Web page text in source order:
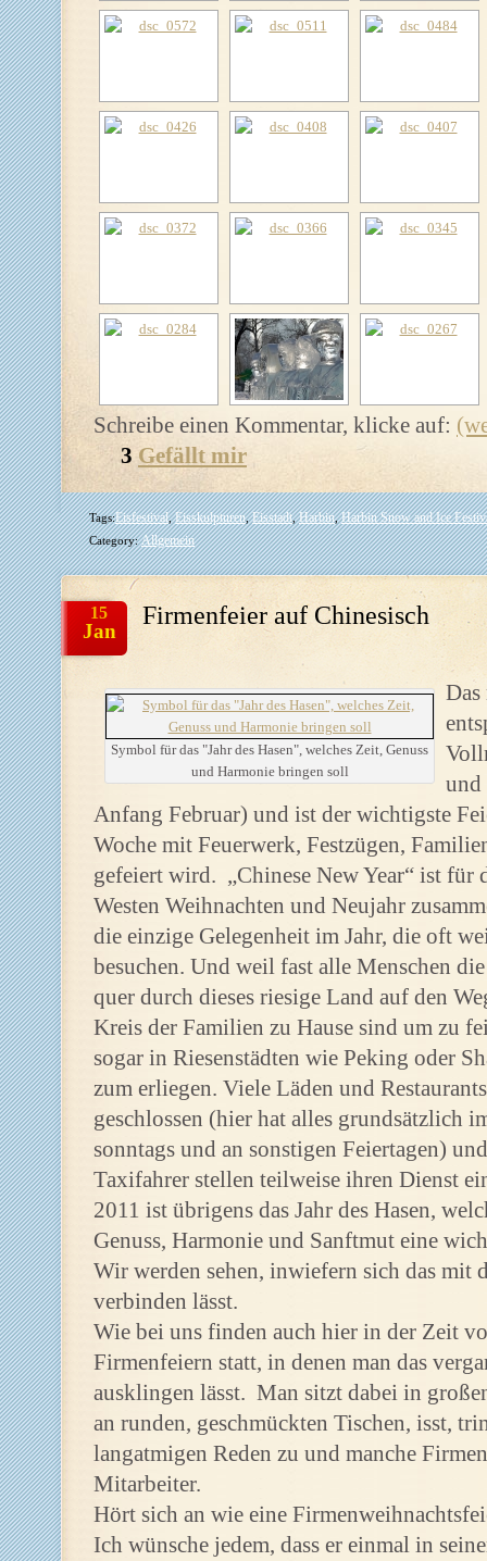
Schreibe einen Kommentar, klicke auf:
3 Gefällt mir
Tags:Eisfestival,Eisskulpturen,Eisstadt,Harbin,Harbin Snow and Ice
Category:Allgemein
Firmenfeier auf Chinesisch
15
Jan
Symbol für das "Jahr des Hasen", welches Zeit, Genuss
und Harmonie bringen soll
und
Anfang Februar) und ist der wichtigste
Woche mit Feuerwerk, Festzügen,
gefeiert wird. „Chinese New Year“ ist für
Westen Weihnachten und Neujahr
die einzige Gelegenheit im Jahr, die oft
besuchen. Und weil fast alle Menschen
quer durch dieses riesige Land auf den
Kreis der Familien zu Hause sind um zu
sogar in Riesenstädten wie Peking oder
zum erliegen. Viele Läden und
geschlossen (hier hat alles grundsätzlich
sonntags und an sonstigen Feiertagen)
Taxifahrer stellen teilweise ihren Dienst
2011 ist übrigens das Jahr des Hasen,
Genuss, Harmonie und Sanftmut eine
Wir werden sehen, inwiefern sich das mit
verbinden lässt.
Wie bei uns finden auch hier in der Zeit
Firmenfeiern statt, in denen man das
ausklingen lässt. Man sitzt dabei in
an runden, geschmückten Tischen, isst,
langatmigen Reden zu und manche
Mitarbeiter.
Hört sich an wie eine
Ich wünsche jedem, dass er einmal in